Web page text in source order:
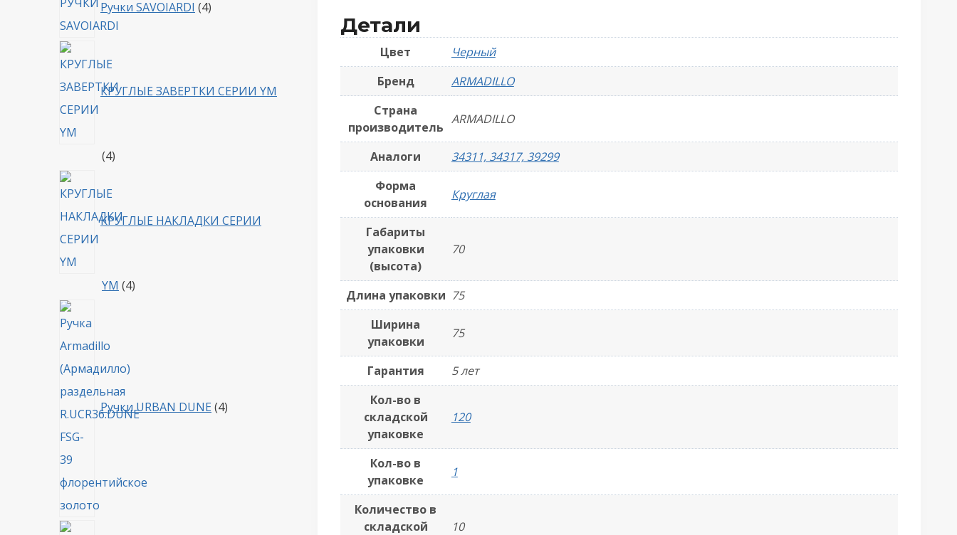
Детали
Цвет
Черный
Бренд
ARMADILLO
Страна
производитель
ARMADILLO
Аналоги
34311, 34317, 39299
Форма
основания
Круглая
Габариты
упаковки
(высота)
70
Длина упаковки 75
Ширина
упаковки
75
Гарантия
5 лет
Кол-во в
складской
упаковке
120
Кол-во в
упаковке
1
Количество в
складской
10
Ручки SAVOIARDI 4товара
КРУГЛЫЕ ЗАВЕРТКИ СЕРИИ YM
44
КРУГЛЫЕ НАКЛАДКИ СЕРИИ
YM 44
Ручки URBAN DUNE 4